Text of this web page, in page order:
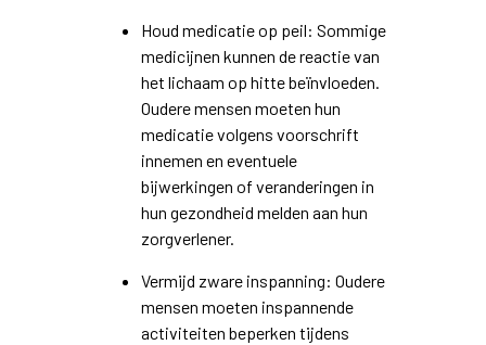
Houd medicatie op peil: Sommige
medicijnen kunnen de reactie van
het lichaam op hitte beïnvloeden.
Oudere mensen moeten hun
medicatie volgens voorschrift
innemen en eventuele
bijwerkingen of veranderingen in
hun gezondheid melden aan hun
zorgverlener.
Vermijd zware inspanning: Oudere
mensen moeten inspannende
activiteiten beperken tijdens